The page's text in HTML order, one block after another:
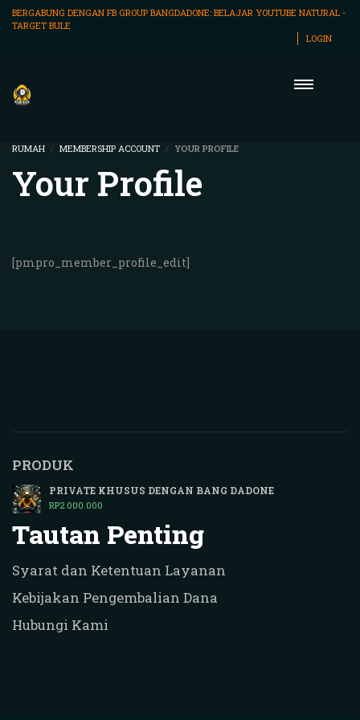
BERGABUNG DENGAN FB GROUP BANGDADONE: BELAJAR YOUTUBE NATURAL -
TARGET BULE
LOGIN
RUMAH MEMBERSHIP ACCOUNT YOUR PROFILE
Your Profile
[pmpro_member_profile_edit]
PRODUK
PRIVATE KHUSUS DENGAN BANG DADONE
RP2.000.000
Tautan Penting
Syarat dan Ketentuan Layanan
Kebijakan Pengembalian Dana
Hubungi Kami